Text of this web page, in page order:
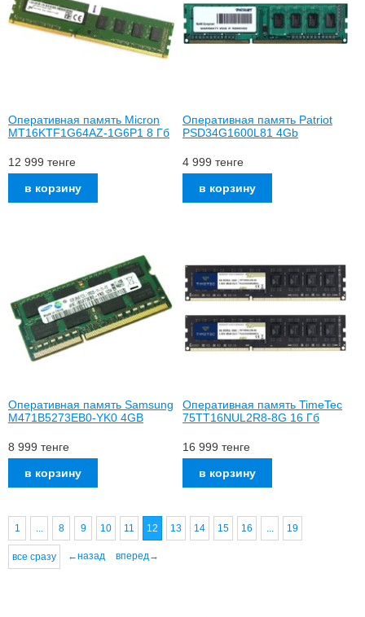
Оперативная память Micron
MT16KTF1G64AZ-1G6P1 8 Гб
12 999 тенге
Оперативная память Patriot
PSD34G1600L81 4Gb
4 999 тенге
Оперативная память Samsung
M471B5273EB0-YK0 4GB
8 999 тенге
Оперативная память TimeTec
75TT16NUL2R8-8G 16 Гб
16 999 тенге
1 ... 8 9 10 11 12 13 14 15 16 ... 19
все сразу ←назад вперед→